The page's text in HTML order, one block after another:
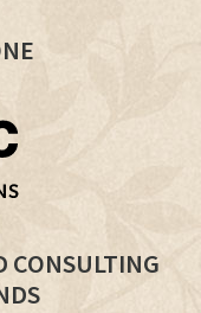
CONSULTING